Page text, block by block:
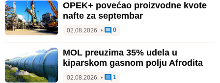
OPEK+ povećao proizvodne kvote
nafte za septembar
02.08.2026. • 0
MOL preuzima 35% udela u
kiparskom gasnom polju Afrodita
02.08.2026. • 1